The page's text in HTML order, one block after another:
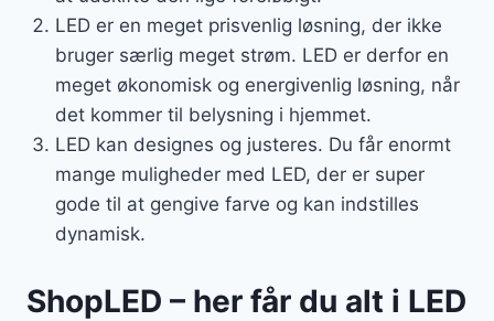
LED er en meget prisvenlig løsning, der ikke
bruger særlig meget strøm. LED er derfor en
meget økonomisk og energivenlig løsning, når
det kommer til belysning i hjemmet.
LED kan designes og justeres. Du får enormt
mange muligheder med LED, der er super
gode til at gengive farve og kan indstilles
dynamisk.
ShopLED – her får du alt i LED